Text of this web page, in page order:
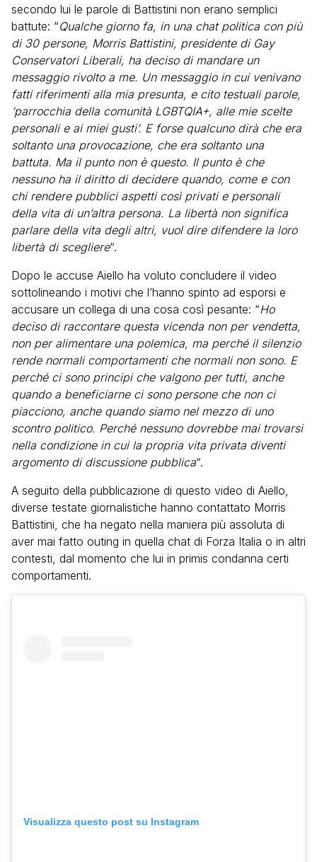
secondo lui le parole di Battistini non erano semplici
battute: “Qualche giorno fa, in una chat politica con più
di 30 persone, Morris Battistini, presidente di Gay
Conservatori Liberali, ha deciso di mandare un
messaggio rivolto a me. Un messaggio in cui venivano
fatti riferimenti alla mia presunta, e cito testuali parole,
‘parrocchia della comunità LGBTQIA+, alle mie scelte
personali e ai miei gusti’. E forse qualcuno dirà che era
soltanto una provocazione, che era soltanto una
battuta. Ma il punto non è questo. Il punto è che
nessuno ha il diritto di decidere quando, come e con
chi rendere pubblici aspetti così privati e personali
della vita di un’altra persona. La libertà non significa
parlare della vita degli altri, vuol dire difendere la loro
libertà di scegliere“.
Dopo le accuse Aiello ha voluto concludere il video
sottolineando i motivi che l’hanno spinto ad esporsi e
accusare un collega di una cosa così pesante: “Ho
deciso di raccontare questa vicenda non per vendetta,
non per alimentare una polemica, ma perché il silenzio
rende normali comportamenti che normali non sono. E
perché ci sono principi che valgono per tutti, anche
quando a beneficiarne ci sono persone che non ci
piacciono, anche quando siamo nel mezzo di uno
scontro politico. Perché nessuno dovrebbe mai trovarsi
nella condizione in cui la propria vita privata diventi
argomento di discussione pubblica“.
A seguito della pubblicazione di questo video di Aiello,
diverse testate giornalistiche hanno contattato Morris
Battistini, che ha negato nella maniera più assoluta di
aver mai fatto outing in quella chat di Forza Italia o in altri
contesti, dal momento che lui in primis condanna certi
comportamenti.
Visualizza questo post su Instagram